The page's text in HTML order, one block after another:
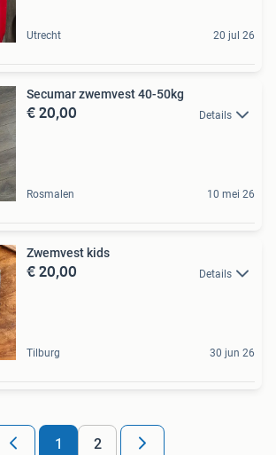
Utrecht 20 jul 26
Secumar zwemvest 40-50kg
€ 20,00 Details
Rosmalen 10 mei 26
Zwemvest kids
€ 20,00 Details
Tilburg 30 jun 26
1 2